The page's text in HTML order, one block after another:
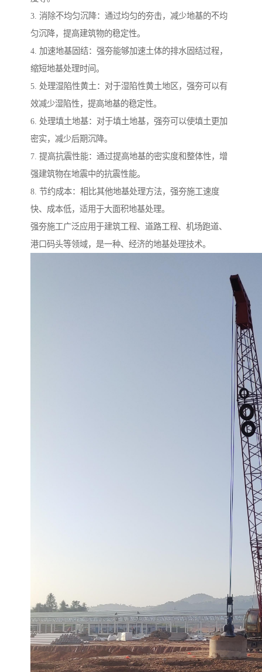
3. 消除不均匀沉降：通过均匀的夯击，减少地基的不均
匀沉降，提高建筑物的稳定性。
4. 加速地基固结：强夯能够加速土体的排水固结过程，
缩短地基处理时间。
5. 处理湿陷性黄土：对于湿陷性黄土地区，强夯可以有
效减少湿陷性，提高地基的稳定性。
6. 处理填土地基：对于填土地基，强夯可以使填土更加
密实，减少后期沉降。
7. 提高抗震性能：通过提高地基的密实度和整体性，增
强建筑物在地震中的抗震性能。
8. 节约成本：相比其他地基处理方法，强夯施工速度
快、成本低，适用于大面积地基处理。
强夯施工广泛应用于建筑工程、道路工程、机场跑道、
港口码头等领域，是一种、经济的地基处理技术。